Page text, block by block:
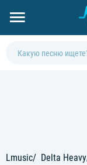
Lmusic Delta Heavy